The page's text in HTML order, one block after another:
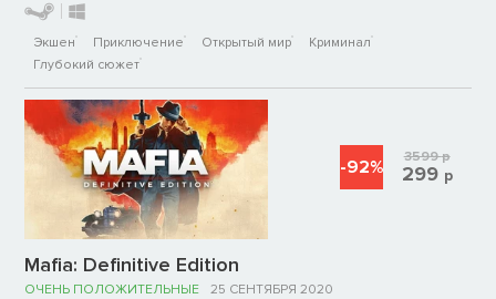
Экшен Приключение Открытый мир
Криминал
Глубокий сюжет
Mafia: Definitive Edition
ОЧЕНЬ ПОЛОЖИТЕЛЬНЫЕ 25 СЕНТЯБРЯ 2020
-92% 3599р
299 р